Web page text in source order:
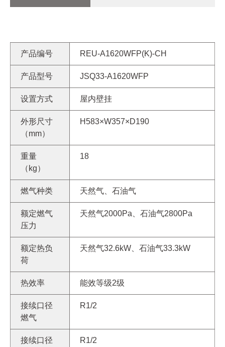
产品编号 REU-A1620WFP(K)-CH
产品型号 JSQ33-A1620WFP
设置方式 屋内壁挂
外形尺寸
（mm）
H583×W357×D190
重量
（kg）
18
燃气种类 天然气、石油气
额定燃气
压力
天然气2000Pa、石油气2800Pa
额定热负
荷
天然气32.6kW、石油气33.3kW
热效率 能效等级2级
接续口径
燃气
R1/2
接续口径
R1/2